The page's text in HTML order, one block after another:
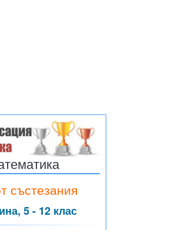
състезания
5 - 12 клас